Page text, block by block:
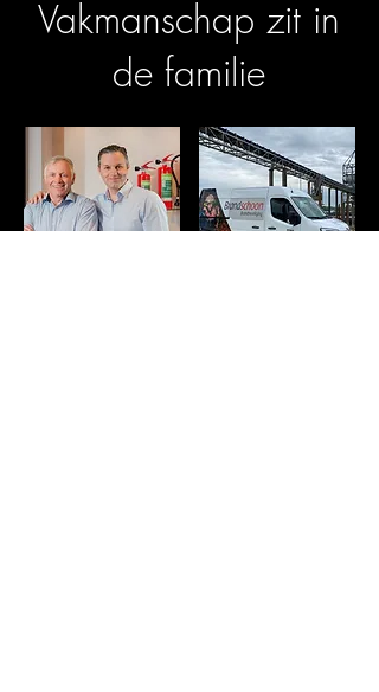
Vakmanschap zit in
de familie